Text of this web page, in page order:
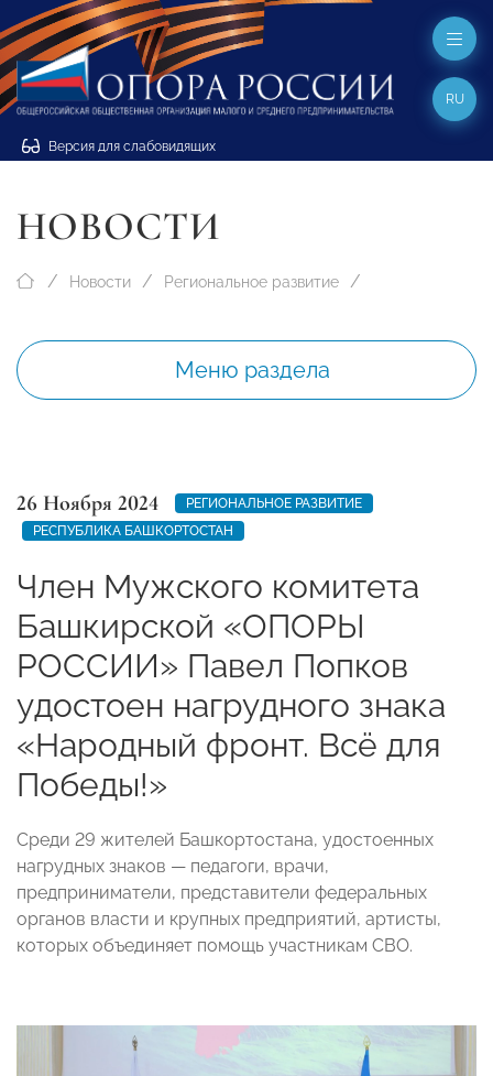
Версия для слабовидящих
RU
НОВОСТИ
Новости Региональное развитие
Меню раздела
26 Ноября 2024
РЕГИОНАЛЬНОЕ РАЗВИТИЕ
РЕСПУБЛИКА БАШКОРТОСТАН
Член Мужского комитета
Башкирской «ОПОРЫ
РОССИИ» Павел Попков
удостоен нагрудного знака
«Народный фронт. Всё для
Победы!»
Среди 29 жителей Башкортостана, удостоенных
нагрудных знаков — педагоги, врачи,
предприниматели, представители федеральных
органов власти и крупных предприятий, артисты,
которых объединяет помощь участникам СВО.